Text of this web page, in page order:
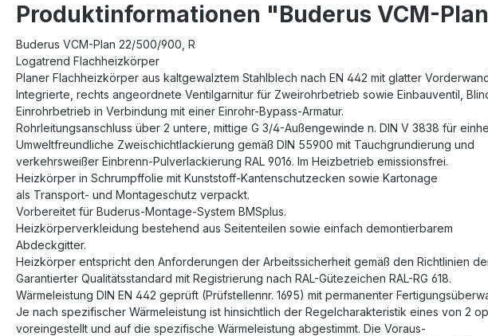
Produktinformationen "Buderus VCM-
Buderus VCM-Plan 22/500/900, R
Logatrend Flachheizkörper
Planer Flachheizkörper aus kaltgewalztem Stahlblech nach EN 442 mit glatter
Integrierte, rechts angeordnete Ventilgarnitur für Zweirohrbetrieb sowie Einbauventil,
Einrohrbetrieb in Verbindung mit einer Einrohr-Bypass-Armatur.
Rohrleitungsanschluss über 2 untere, mittige G 3/4-Außengewinde n. DIN V 3838 für
Umweltfreundliche Zweischichtlackierung gemäß DIN 55900 mit Tauchgrundierung und
verkehrsweißer Einbrenn-Pulverlackierung RAL 9016. Im Heizbetrieb emissionsfrei.
Heizkörper in Schrumpffolie mit Kunststoff-Kantenschutzecken sowie Kartonage
als Transport- und Montageschutz verpackt.
Vorbereitet für Buderus-Montage-System BMSplus.
Heizkörperverkleidung bestehend aus Seitenteilen sowie einfach demontierbarem
Abdeckgitter.
Heizkörper entspricht den Anforderungen der Arbeitssicherheit gemäß den Richtlinien
Garantierter Qualitätsstandard mit Registrierung nach RAL-Gütezeichen RAL-RG 618.
Wärmeleistung DIN EN 442 geprüft (Prüfstellennr. 1695) mit permanenter
Je nach spezifischer Wärmeleistung ist hinsichtlich der Regelcharakteristik eines von 2
voreingestellt und auf die spezifische Wärmeleistung abgestimmt. Die Voraus-